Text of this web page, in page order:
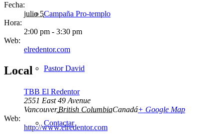
Campaña Pro-templo
Pastor David
Contactar
Fecha:
julio 5
Hora:
2:00 pm - 3:30 pm
Web:
elredentor.com
Local
TBB El Redentor
2551 East 49 Avenue
Vancouver,British ColumbiaCanadá+ Google Map
Web:
http://www.elredentor.com